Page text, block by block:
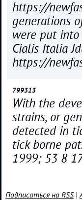
https://
generations
were put into
Cialis Italia
https://
799313
With the
strains, or
detected in
tick borne
1999; 53 8
Подписаться на RSS|